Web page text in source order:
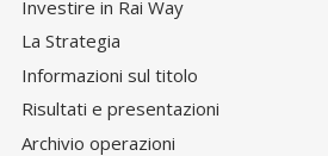
Investire in Rai Way
La Strategia
Informazioni sul titolo
Risultati e presentazioni
Archivio operazioni